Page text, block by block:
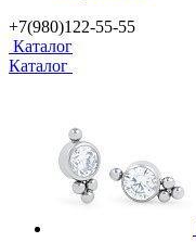
+7(980)122-55-55
Каталог
Каталог